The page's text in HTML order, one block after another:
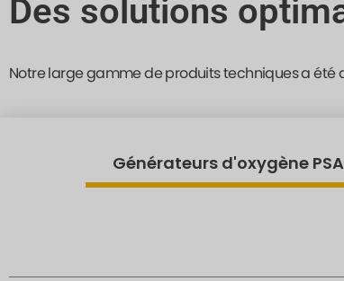
Des solutions
Notre large gamme de produits techniques a
Générateurs d'oxygène PSA